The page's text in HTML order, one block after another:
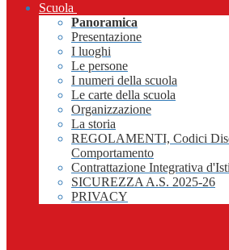
Scuola
Panoramica
Presentazione
I luoghi
Le persone
I numeri della scuola
Le carte della scuola
Organizzazione
La storia
REGOLAMENTI, Codici
Comportamento
Contrattazione Integrativa
SICUREZZA A.S. 2025-26
PRIVACY